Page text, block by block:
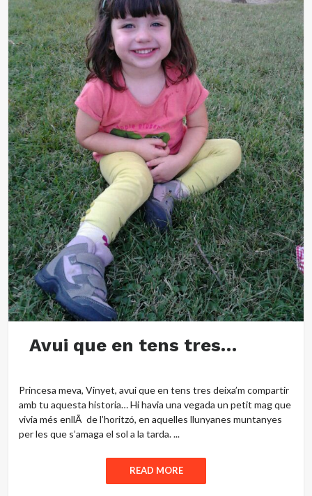
Avui que en tens tres…
Princesa meva, Vinyet, avui que en tens tres deixa’m compartir
amb tu aquesta historia… Hi havia una vegada un petit mag que
vivia més enllÃ de l’horitzó, en aquelles llunyanes muntanyes
per les que s’amaga el sol a la tarda. ...
READ MORE